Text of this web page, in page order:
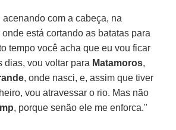
acenando com a cabeça, na
está cortando as batatas para
tempo você acha que eu vou ficar
dias, vou voltar para Matamoros,
, onde nasci, e, assim que tiver
vou atravessar o rio. Mas não
, porque senão ele me enforca."